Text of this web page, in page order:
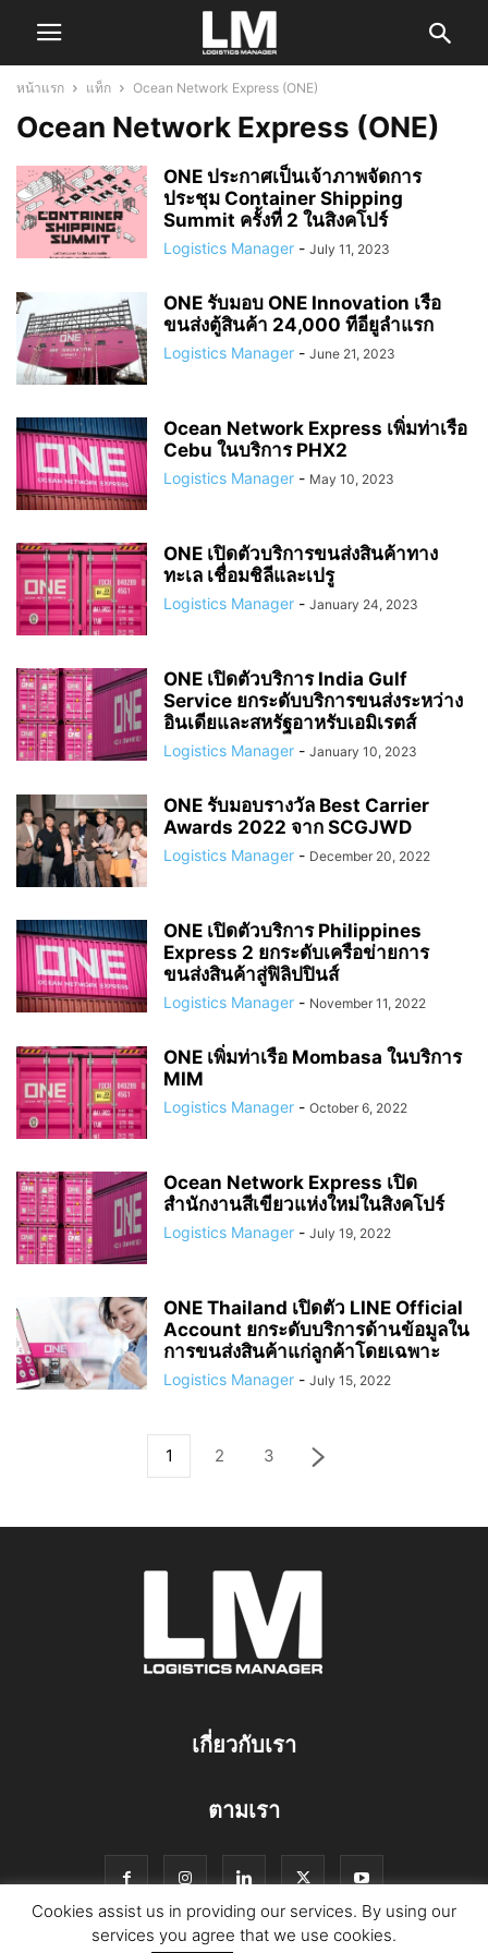
หน้าแรก แท็ก Ocean Network Express (ONE)
Ocean Network Express (ONE)
ONE ประกาศเป็นเจ้าภาพจัดการ
ประชุม Container Shipping
Summit ครั้งที่ 2 ในสิงคโปร์
Logistics Manager - July 11, 2023
ONE รับมอบ ONE Innovation เรือ
ขนส่งตู้สินค้า 24,000 ทีอียูลำแรก
Logistics Manager - June 21, 2023
Ocean Network Express เพิ่มท่าเรือ
Cebu ในบริการ PHX2
Logistics Manager - May 10, 2023
ONE เปิดตัวบริการขนส่งสินค้าทาง
ทะเล เชื่อมชิลีและเปรู
Logistics Manager - January 24, 2023
ONE เปิดตัวบริการ India Gulf
Service ยกระดับบริการขนส่งระหว่าง
อินเดียและสหรัฐอาหรับเอมิเรตส์
Logistics Manager - January 10, 2023
ONE รับมอบรางวัล Best Carrier
Awards 2022 จาก SCGJWD
Logistics Manager - December 20, 2022
ONE เปิดตัวบริการ Philippines
Express 2 ยกระดับเครือข่ายการ
ขนส่งสินค้าสู่ฟิลิปปินส์
Logistics Manager - November 11, 2022
ONE เพิ่มท่าเรือ Mombasa ในบริการ
MIM
Logistics Manager - October 6, 2022
Ocean Network Express เปิด
สำนักงานสีเขียวแห่งใหม่ในสิงคโปร์
Logistics Manager - July 19, 2022
ONE Thailand เปิดตัว LINE Official
Account ยกระดับบริการด้านข้อมูลใน
การขนส่งสินค้าแก่ลูกค้าโดยเฉพาะ
Logistics Manager - July 15, 2022
1 2 3
เกี่ยวกับเรา
ตามเรา
Cookies assist us in providing our services. By using our
services you agree that we use cookies.